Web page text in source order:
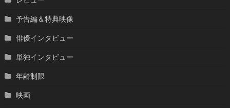
予告編＆特典映像
俳優インタビュー
単独インタビュー
年齢制限
映画